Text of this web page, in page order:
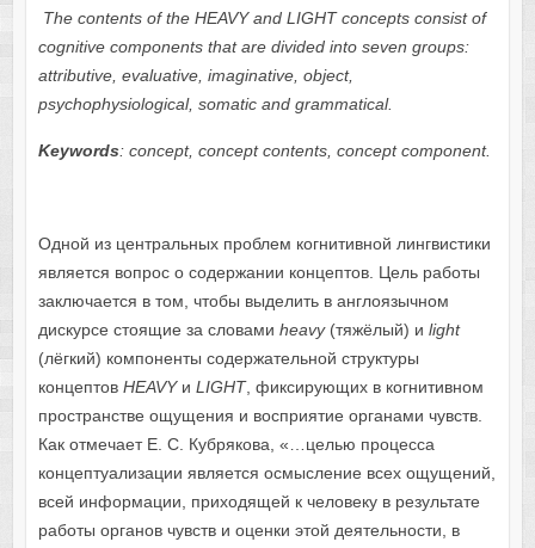
The contentsof the HEAVY and LIGHT concepts consist of
cognitive components that are divided into seven groups:
attributive, evaluative, imaginative, object,
psychophysiological, somatic and grammatical.
Keywords: concept, concept contents, concept component.
Одной из центральных проблем когнитивной лингвистики
является вопрос о содержании концептов. Цель работы
заключается в том, чтобы выделить в англоязычном
дискурсе стоящие за словами heavy (тяжёлый) и light
(лёгкий) компоненты содержательной структуры
концептов HEAVY и LIGHT, фиксирующих в когнитивном
пространстве ощущения и восприятие органами чувств.
Как отмечает Е. С. Кубрякова, «…целью процесса
концептуализации является осмысление всех ощущений,
всей информации, приходящей к человеку в результате
работы органов чувств и оценки этой деятельности, в